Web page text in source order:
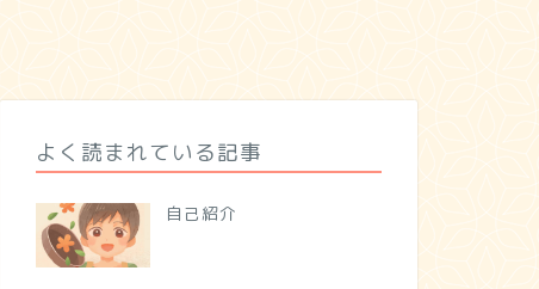
よく読まれている記事
自己紹介